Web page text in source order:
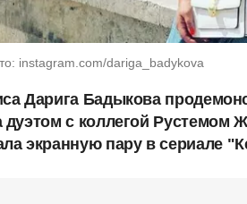
instagram.com/dariga_badykova
Дарига Бадыкова
дуэтом с коллегой
экранную пару в сериале